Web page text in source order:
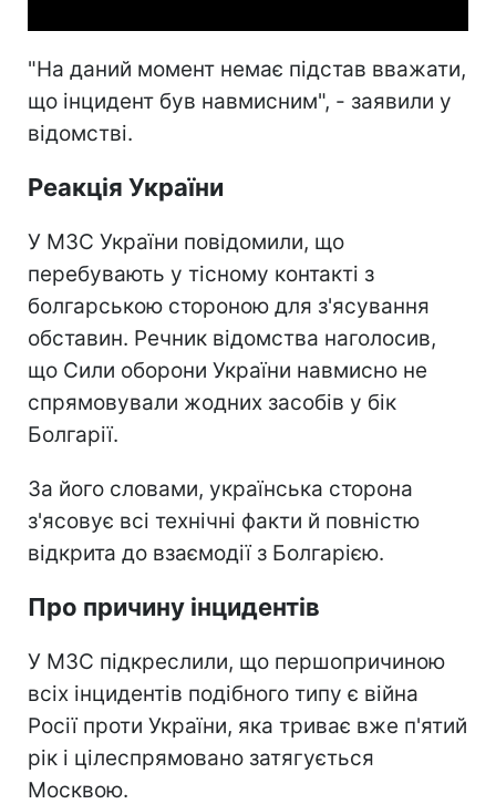
"На даний момент немає підстав вважати,
що інцидент був навмисним", - заявили у
відомстві.
Реакція України
У МЗС України повідомили, що
перебувають у тісному контакті з
болгарською стороною для з'ясування
обставин. Речник відомства наголосив,
що Сили оборони України навмисно не
спрямовували жодних засобів у бік
Болгарії.
За його словами, українська сторона
з'ясовує всі технічні факти й повністю
відкрита до взаємодії з Болгарією.
Про причину інцидентів
У МЗС підкреслили, що першопричиною
всіх інцидентів подібного типу є війна
Росії проти України, яка триває вже п'ятий
рік і цілеспрямовано затягується
Москвою.